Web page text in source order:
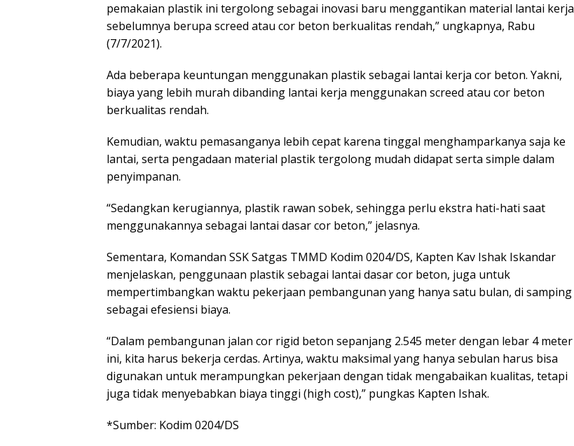
pemakaian plastik ini tergolong sebagai inovasi baru menggantikan material lantai kerja
sebelumnya berupa screed atau cor beton berkualitas rendah,” ungkapnya, Rabu
(7/7/2021).
Ada beberapa keuntungan menggunakan plastik sebagai lantai kerja cor beton. Yakni,
biaya yang lebih murah dibanding lantai kerja menggunakan screed atau cor beton
berkualitas rendah.
Kemudian, waktu pemasanganya lebih cepat karena tinggal menghamparkanya saja ke
lantai, serta pengadaan material plastik tergolong mudah didapat serta simple dalam
penyimpanan.
“Sedangkan kerugiannya, plastik rawan sobek, sehingga perlu ekstra hati-hati saat
menggunakannya sebagai lantai dasar cor beton,” jelasnya.
Sementara, Komandan SSK Satgas TMMD Kodim 0204/DS, Kapten Kav Ishak Iskandar
menjelaskan, penggunaan plastik sebagai lantai dasar cor beton, juga untuk
mempertimbangkan waktu pekerjaan pembangunan yang hanya satu bulan, di samping
sebagai efesiensi biaya.
“Dalam pembangunan jalan cor rigid beton sepanjang 2.545 meter dengan lebar 4 meter
ini, kita harus bekerja cerdas. Artinya, waktu maksimal yang hanya sebulan harus bisa
digunakan untuk merampungkan pekerjaan dengan tidak mengabaikan kualitas, tetapi
juga tidak menyebabkan biaya tinggi (high cost),” pungkas Kapten Ishak.
*Sumber: Kodim 0204/DS